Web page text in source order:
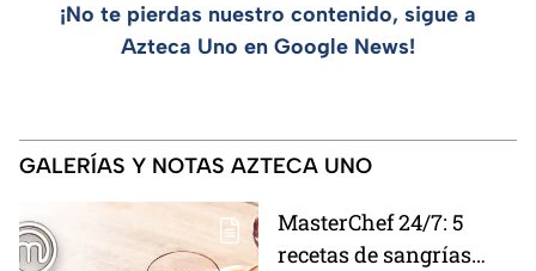
¡No te pierdas nuestro contenido, sigue a
Azteca Uno en Google News!
GALERÍAS Y NOTAS AZTECA UNO
MasterChef 24/7: 5
recetas de sangrías